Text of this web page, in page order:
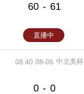
60 - 61
直播中
08-06
08:40 中北美杯
0 - 0